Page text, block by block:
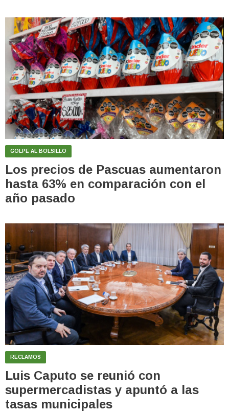
GOLPE AL BOLSILLO
Los precios de Pascuas aumentaron
hasta 63% en comparación con el
año pasado
RECLAMOS
Luis Caputo se reunió con
supermercadistas y apuntó a las
tasas municipales